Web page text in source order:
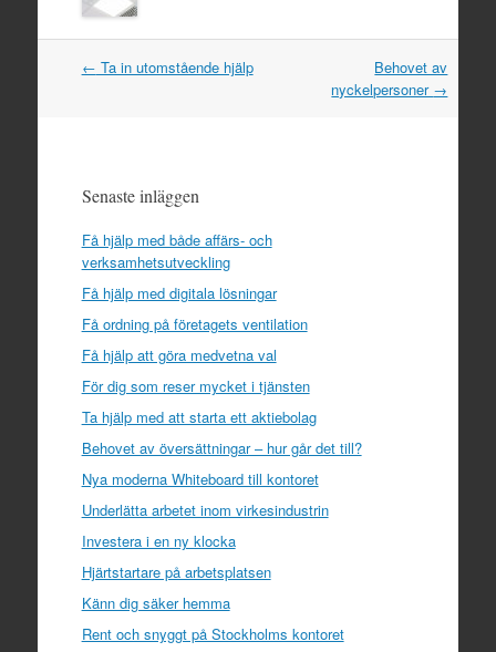
Post
← Ta in utomstående hjälp
Behovet av
nyckelpersoner →
Senaste inläggen
Få hjälp med både affärs- och
verksamhetsutveckling
Få hjälp med digitala lösningar
Få ordning på företagets ventilation
Få hjälp att göra medvetna val
För dig som reser mycket i tjänsten
Ta hjälp med att starta ett aktiebolag
Behovet av översättningar – hur går det till?
Nya moderna Whiteboard till kontoret
Underlätta arbetet inom virkesindustrin
Investera i en ny klocka
Hjärtstartare på arbetsplatsen
Känn dig säker hemma
Rent och snyggt på Stockholms kontoret